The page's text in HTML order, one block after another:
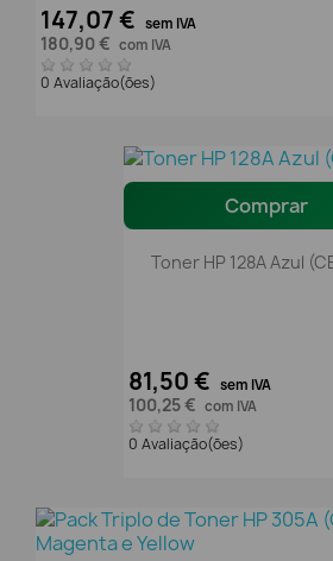
147,07 € sem IVA
180,90 € com IVA
0 Avaliação(ões)
Comprar
Toner HP 128A Azul
81,50 € sem IVA
100,25 € com IVA
0 Avaliação(ões)